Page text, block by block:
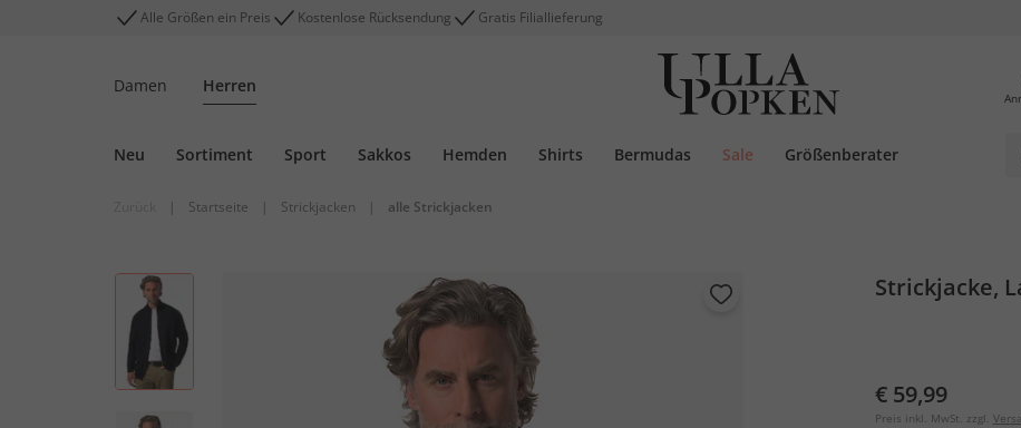
Alle Größen ein Preis Kostenlose Rücksendung Gratis Filiallieferung
Damen Herren
Neu Sortiment Sport Sakkos Hemden Shirts Bermudas Sale Größenberater
| Startseite | Strickjacken | alle Strickjacken
Strickjacke,
€ 59,99
Preis inkl. MwSt. zzgl.